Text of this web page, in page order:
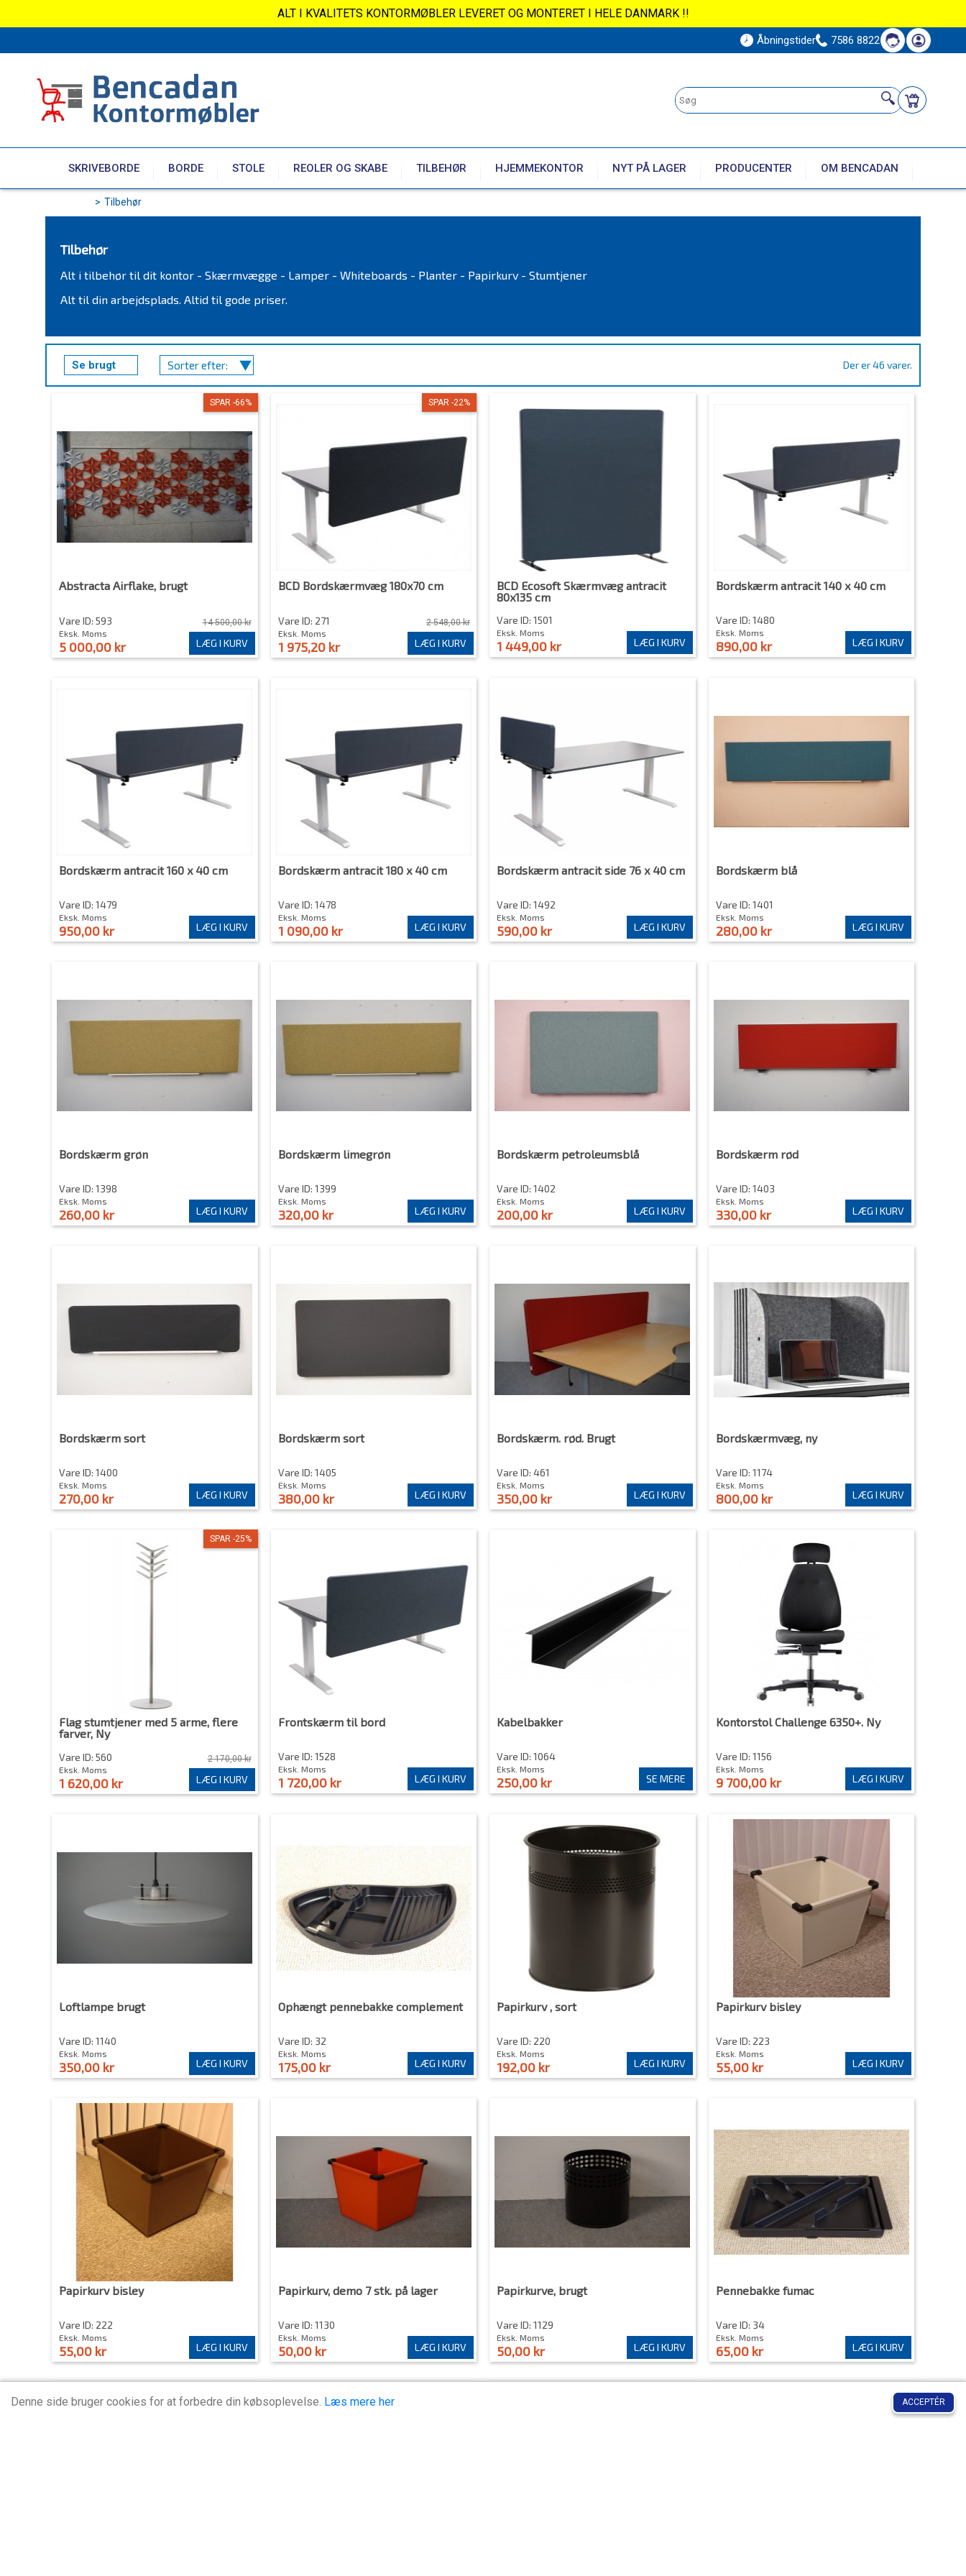
ALT I KVALITETS KONTORMØBLER LEVERET OG MONTERET I HELE DANMARK !!
Åbningstider 7586 8822
SKRIVEBORDE BORDE STOLE REOLER OG SKABE TILBEHØR HJEMMEKONTOR NYT PÅ LAGER PRODUCENTER OM BENCADAN
> Tilbehør
Tilbehør
Alt i tilbehør til dit kontor - Skærmvægge - Lamper - Whiteboards - Planter - Papirkurv - Stumtjener
Alt til din arbejdsplads. Altid til gode priser.
Se brugt Sorter efter: Der er 46 varer.
SPAR -66%
Abstracta Airflake, brugt
Vare ID: 593
Eksk. Moms
5 000,00 kr
14 500,00 kr
LÆG I KURV
SPAR -22%
BCD Bordskærmvæg 180x70 cm
Vare ID: 271
Eksk. Moms
1 975,20 kr
2 548,00 kr
LÆG I KURV
BCD Ecosoft Skærmvæg antracit
80x135 cm
Vare ID: 1501
Eksk. Moms
1 449,00 kr LÆG I KURV
Bordskærm antracit 140 x 40 cm
Vare ID: 1480
Eksk. Moms
890,00 kr LÆG I KURV
Bordskærm antracit 160 x 40 cm
Vare ID: 1479
Eksk. Moms
950,00 kr LÆG I KURV
Bordskærm antracit 180 x 40 cm
Vare ID: 1478
Eksk. Moms
1 090,00 kr LÆG I KURV
Bordskærm antracit side 76 x 40 cm
Vare ID: 1492
Eksk. Moms
590,00 kr LÆG I KURV
Bordskærm blå
Vare ID: 1401
Eksk. Moms
280,00 kr LÆG I KURV
Bordskærm grøn
Vare ID: 1398
Eksk. Moms
260,00 kr LÆG I KURV
Bordskærm limegrøn
Vare ID: 1399
Eksk. Moms
320,00 kr LÆG I KURV
Bordskærm petroleumsblå
Vare ID: 1402
Eksk. Moms
200,00 kr LÆG I KURV
Bordskærm rød
Vare ID: 1403
Eksk. Moms
330,00 kr LÆG I KURV
Bordskærm sort
Vare ID: 1400
Eksk. Moms
270,00 kr LÆG I KURV
Bordskærm sort
Vare ID: 1405
Eksk. Moms
380,00 kr LÆG I KURV
Bordskærm. rød. Brugt
Vare ID: 461
Eksk. Moms
350,00 kr LÆG I KURV
Bordskærmvæg, ny
Vare ID: 1174
Eksk. Moms
800,00 kr LÆG I KURV
SPAR -25%
Flag stumtjener med 5 arme, flere
farver, Ny
Vare ID: 560
Eksk. Moms
1 620,00 kr
2 170,00 kr
LÆG I KURV
Frontskærm til bord
Vare ID: 1528
Eksk. Moms
1 720,00 kr LÆG I KURV
Kabelbakker
Vare ID: 1064
Eksk. Moms
250,00 kr SE MERE
Kontorstol Challenge 6350+. Ny
Vare ID: 1156
Eksk. Moms
9 700,00 kr LÆG I KURV
Loftlampe brugt
Vare ID: 1140
Eksk. Moms
350,00 kr LÆG I KURV
Ophængt pennebakke complement
Vare ID: 32
Eksk. Moms
175,00 kr LÆG I KURV
Papirkurv , sort
Vare ID: 220
Eksk. Moms
192,00 kr LÆG I KURV
Papirkurv bisley
Vare ID: 223
Eksk. Moms
55,00 kr LÆG I KURV
Papirkurv bisley
Vare ID: 222
Eksk. Moms
55,00 kr LÆG I KURV
Papirkurv, demo 7 stk. på lager
Vare ID: 1130
Eksk. Moms
50,00 kr LÆG I KURV
Papirkurve, brugt
Vare ID: 1129
Eksk. Moms
50,00 kr LÆG I KURV
Pennebakke fumac
Vare ID: 34
Eksk. Moms
65,00 kr LÆG I KURV
Tilmeld dig vores nyhedsbrev!ACCEPTÉR
Denne side bruger cookies for at forbedre din købsoplevelse. Læs mere her